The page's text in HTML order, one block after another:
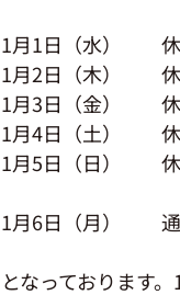
1月1日（水）　　
1月2日（木）　　
1月3日（金）　　
1月4日（土）　　
1月5日（日）　　
1月6日（月）　　
となっております